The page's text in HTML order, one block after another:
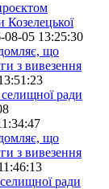
Козелецької
08-05 13:25:30
що
з вивезення
селищної ради
що
з вивезення
ради